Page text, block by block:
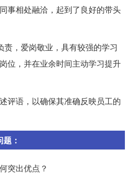
事相处融洽，起到了良好的带头
责，爱岗敬业，具有较强的学习
位，并在业余时间主动学习提升
评语，以确保其准确反映员工的
：
突出优点？